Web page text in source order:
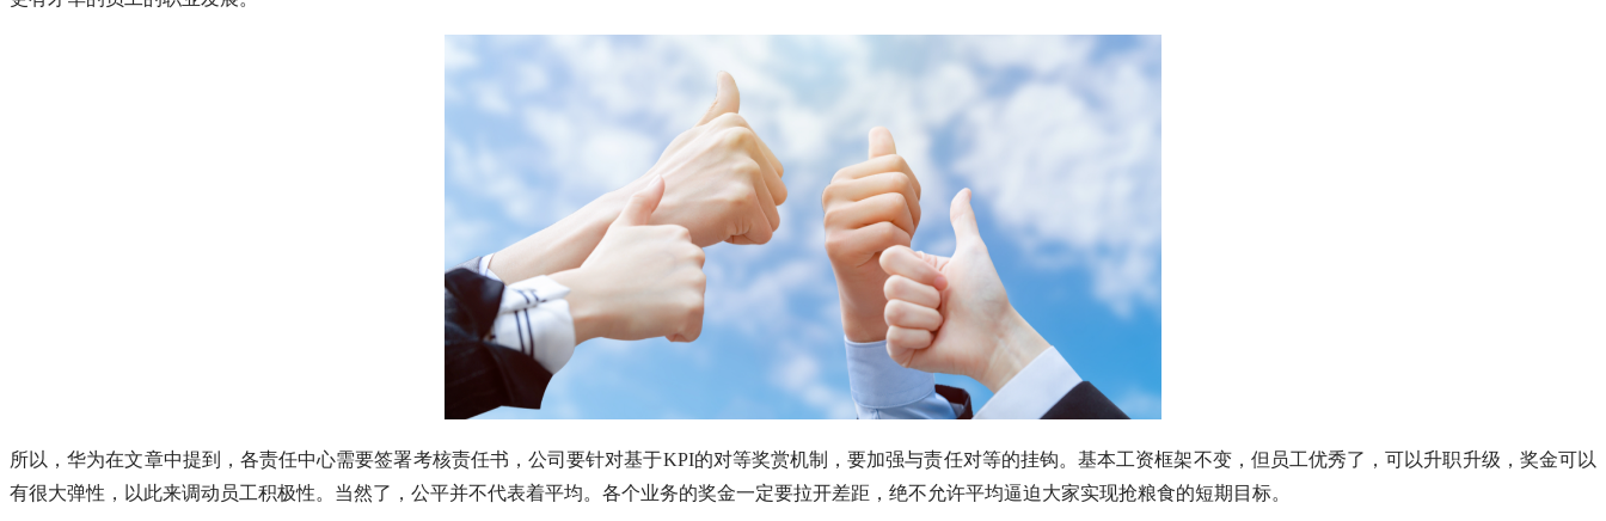
所以，华为在文章中提到，各责任中心需要签署考核责任书，公司要针对基于KPI的对等奖赏机制，要加强与责任对等的挂钩。基本工资框架不变，但员工优秀了，可以升职升级，奖金可以
有很大弹性，以此来调动员工积极性。当然了，公平并不代表着平均。各个业务的奖金一定要拉开差距，绝不允许平均逼迫大家实现抢粮食的短期目标。